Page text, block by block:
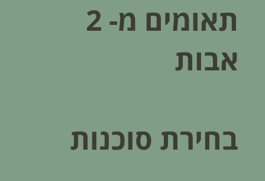
תאומים מ- 2
אבות
בחירת סוכנות